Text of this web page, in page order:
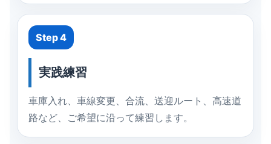
Step 4
実践練習
車庫入れ、車線変更、合流、送迎ルート、高速道
路など、ご希望に沿って練習します。